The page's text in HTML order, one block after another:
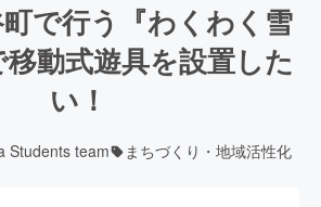
で行う『わくわく雪
動式遊具を設置した
い！
Students team まちづくり・地域活性化